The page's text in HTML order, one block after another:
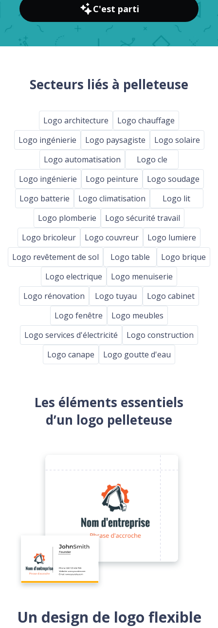
C'est parti
Secteurs liés à pelleteuse
Logo architecture
Logo chauffage
Logo ingénierie
Logo paysagiste
Logo solaire
Logo automatisation
Logo cle
Logo ingénierie
Logo peinture
Logo soudage
Logo batterie
Logo climatisation
Logo lit
Logo plomberie
Logo sécurité travail
Logo bricoleur
Logo couvreur
Logo lumiere
Logo revêtement de sol
Logo table
Logo brique
Logo electrique
Logo menuiserie
Logo rénovation
Logo tuyau
Logo cabinet
Logo fenêtre
Logo meubles
Logo services d'électricité
Logo construction
Logo canape
Logo goutte d'eau
Les éléments essentiels
d’un logo pelleteuse
Un design de logo flexible